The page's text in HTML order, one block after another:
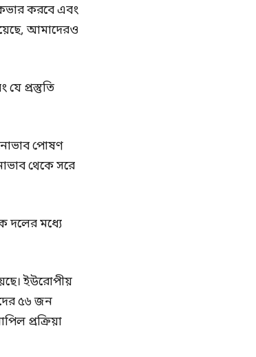
কভার করবে এবং
আমাদেরও
প্রস্তুতি
পোষণ
থেকে সরে
দলের মধ্যে
ইউরোপীয়
৫৬ জন
প্রক্রিয়া